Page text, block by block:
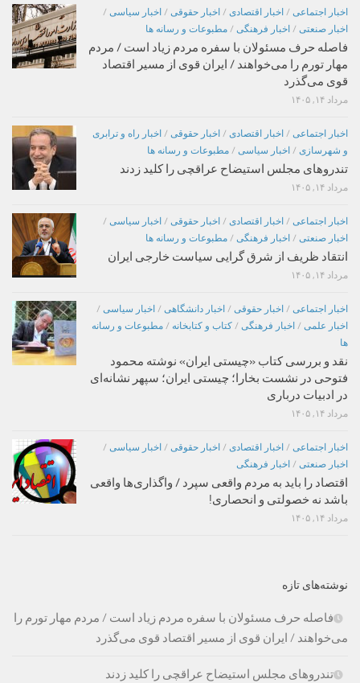
اخبار اجتماعی / اخبار اقتصادی / اخبار حقوقی / اخبار سیاسی /
اخبار صنعتی / اخبار فرهنگی / مطبوعات و رسانه ها
فاصله حرف مسئولان با سفره مردم زیاد است / مردم
مهار تورم را می‌خواهند / ایران قوی از مسیر اقتصاد
قوی می‌گذرد
مرداد ۱۴, ۱۴۰۵
اخبار اجتماعی / اخبار اقتصادی / اخبار حقوقی / اخبار راه و ترابری
و شهرسازی / اخبار سیاسی / مطبوعات و رسانه ها
تندروهای مجلس استیضاح عراقچی را کلید زدند
مرداد ۱۴, ۱۴۰۵
اخبار اجتماعی / اخبار اقتصادی / اخبار حقوقی / اخبار سیاسی /
اخبار صنعتی / اخبار فرهنگی / مطبوعات و رسانه ها
انتقاد ظریف از شرق گرایی سیاست خارجی ایران
مرداد ۱۴, ۱۴۰۵
اخبار اجتماعی / اخبار حقوقی / اخبار دانشگاهی / اخبار سیاسی /
اخبار علمی / اخبار فرهنگی / کتاب و کتابخانه / مطبوعات و رسانه
ها
نقد و بررسی کتاب «چیستی ایران» نوشته محمود
فتوحی در نشست بخارا؛ چیستی ایران؛ سپهر نشانه‌ای
در ادبیات درباری
مرداد ۱۴, ۱۴۰۵
اخبار اجتماعی / اخبار اقتصادی / اخبار حقوقی / اخبار سیاسی /
اخبار صنعتی / اخبار فرهنگی
اقتصاد را باید به مردم واقعی سپرد / واگذاری‌ها واقعی
باشد نه خصولتی و انحصاری!
مرداد ۱۴, ۱۴۰۵
نوشته‌های تازه
فاصله حرف مسئولان با سفره مردم زیاد است / مردم مهار تورم را
می‌خواهند / ایران قوی از مسیر اقتصاد قوی می‌گذرد
تندروهای مجلس استیضاح عراقچی را کلید زدند